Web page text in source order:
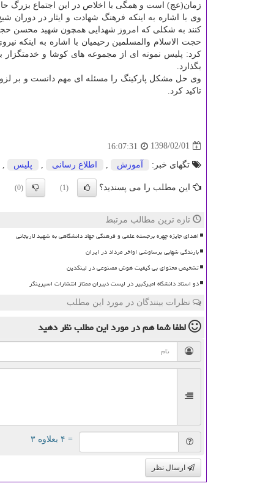
زمان(عج) است و همگی با اخلاص در این اجتماع بزرگ
وی با اشاره به اینكه فرهنگ شهادت و ایثار در دوران
كنند به شكلی كه امروز شهدایی همچون شهید محسن
حجت الاسلام والمسلمین رحیمیان با اشاره به اینكه
كرد: پلیس نمونه ای از مجموعه های كوشا و
بگذارد.
وی حل مشكل پاركینگ را مسئله ای مهم دانست و بر
تاكید كرد.
1398/02/01
16:07:31
تگهای خبر: آموزش اطلاع رسانی پلیس
این مطلب را می پسندید؟ (1)
(0)
تازه ترین مطالب مرتبط
اهدای جایزه چهره برجسته علمی و فرهنگی جهاد دانشگاهی به شهید لاریجانی
بارندگی شهابی برساوشی اواخر مرداد در ایران
تشخیص محتوای بی کیفیت هوش مصنوعی در لینکدین
دو استاد دانشگاه امیرکبیر در لیست دبیران ممتاز انتشارات اسپرینگر
نظرات بینندگان در مورد این مطلب
لطفا شما همدر مورد این مطلبنظر دهید
= ۴ بعلاوه ۳
ارسال نظر